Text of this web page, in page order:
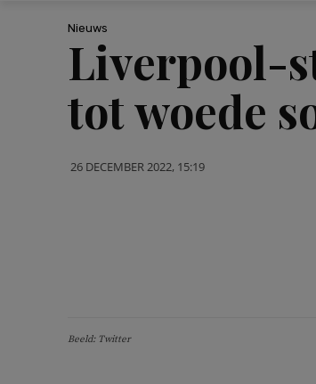
Nieuws
Liverpool-
tot woede
26 DECEMBER 2022, 15:19
Beeld: Twitter